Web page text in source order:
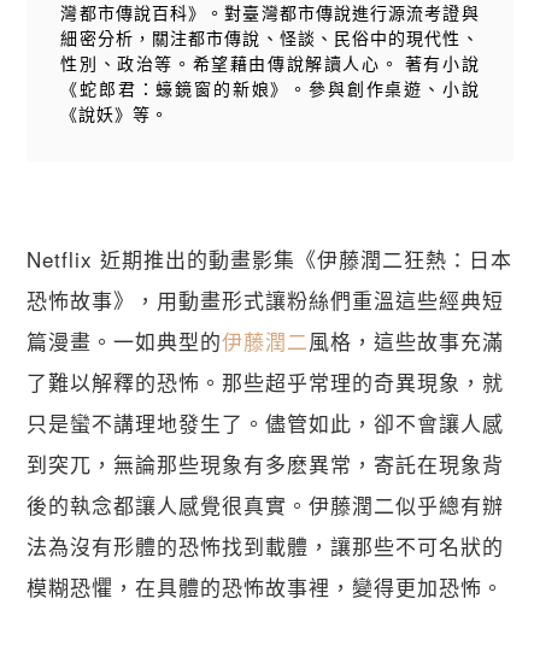
灣都市傳說百科》。對臺灣都市傳說進行源流考證與
細密分析，關注都市傳說、怪談、民俗中的現代性、
性別、政治等。希望藉由傳說解讀人心。 著有小說
《蛇郎君：蠔鏡窗的新娘》。參與創作桌遊、小說
《說妖》等。
Netflix 近期推出的動畫影集《伊藤潤二狂熱：日本
恐怖故事》，用動畫形式讓粉絲們重溫這些經典短
篇漫畫。一如典型的伊藤潤二風格，這些故事充滿
了難以解釋的恐怖。那些超乎常理的奇異現象，就
只是蠻不講理地發生了。儘管如此，卻不會讓人感
到突兀，無論那些現象有多麽異常，寄託在現象背
後的執念都讓人感覺很真實。伊藤潤二似乎總有辦
法為沒有形體的恐怖找到載體，讓那些不可名狀的
模糊恐懼，在具體的恐怖故事裡，變得更加恐怖。